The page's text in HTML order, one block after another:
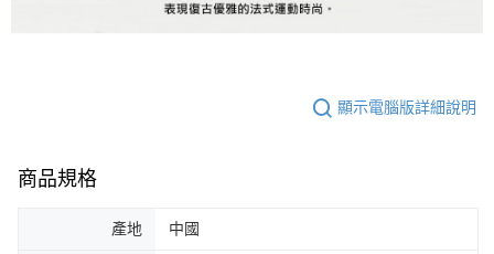
顯示電腦版詳細說明
商品規格
產地 中國